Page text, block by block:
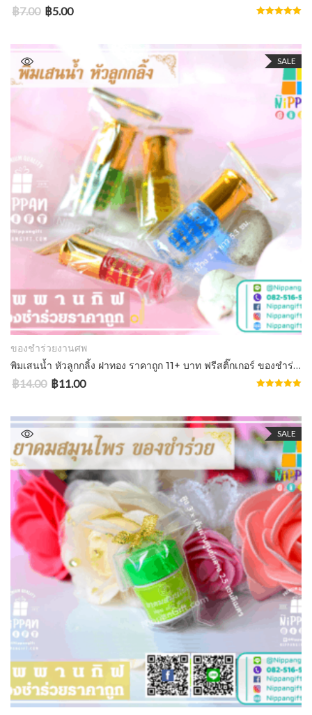
฿7.00 ฿5.00
SALE
ADD TO CART
ของชำร่วยงานศพ
พิมเสนน้ำ หัวลูกกลิ้ง ฝาทอง ราคาถูก 11+ บาท ฟรีสติ๊กเกอร์ ของชำร่วย
฿14.00 ฿11.00
SALE
ADD TO CART